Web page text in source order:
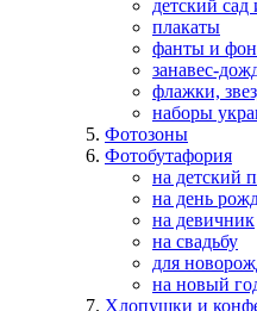
детский сад
плакаты
фанты и
занавес-
флажки,
наборы
Фотозоны
Фотобутафория
на детский
на день
на девичник
на свадьбу
для
на новый
Хлопушки и